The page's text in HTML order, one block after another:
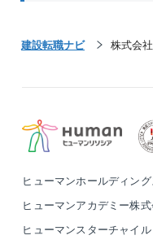
の勢いで成長を遂げ
後も増えていきます。
すいのも魅力の1つで
整備
・快適な室内環境を
・電力等のエネルギ
な省エネ化の運用
・自家消費型太陽光
従来の型にとらわれ
同社だからこそ初回
※プロジェクトの一例
・学校、病院、オフ
・EV自動車の充電ス
・快適な室内環境を
（電力等）のコスト
建設転職ナビ 株式会
ヒューマンホールディン
ヒューマンアカデミー株
ヒューマンスターチャイ